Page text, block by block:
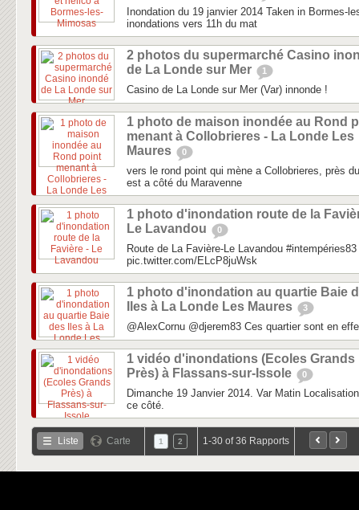
Inondation du 19 janvier 2014 Taken in Bormes-
inondations vers 11h du mat
2 photos du supermarché Casino
de La Londe sur Mer
1
Casino de La Londe sur Mer (Var) innonde !
1 photo de maison inondée au Rond
menant à Collobrieres - La Londe Les
Maures
0
vers le rond point qui mène a Collobrieres, près
est a côté du Maravenne
1 photo d'inondation route de la
Le Lavandou
0
Route de La Favière-Le Lavandou
pic.twitter.com/ELcP8juWsk
1 photo d'inondation au quartie Baie
Iles à La Londe Les Maures
3
@AlexCornu @djerem83 Ces quartier sont en
1 vidéo d'inondations (Ecoles Grands
Près) à Flassans-sur-Issole
0
Dimanche 19 Janvier 2014. Var Matin
ce côté.
Liste Carte 1 2 1-30 of 36 Rapports